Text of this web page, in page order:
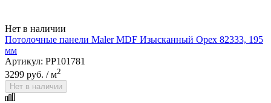
Нет в наличии
Потолочные панели Maler MDF Изысканный Орех 82333, 195
мм
Артикул: PP101781
3299 руб. / м2
Нет в наличии